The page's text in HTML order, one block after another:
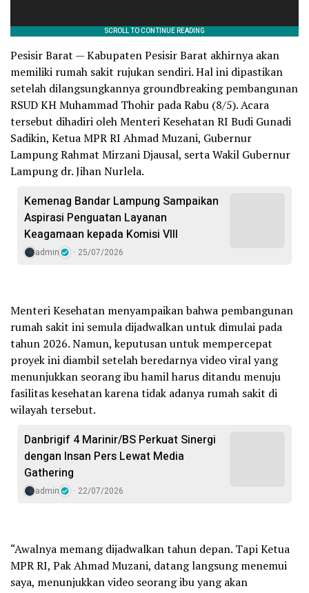
Pesisir Barat — Kabupaten Pesisir Barat akhirnya akan
memiliki rumah sakit rujukan sendiri. Hal ini dipastikan
setelah dilangsungkannya groundbreaking pembangunan
RSUD KH Muhammad Thohir pada Rabu (8/5). Acara
tersebut dihadiri oleh Menteri Kesehatan RI Budi Gunadi
Sadikin, Ketua MPR RI Ahmad Muzani, Gubernur
Lampung Rahmat Mirzani Djausal, serta Wakil Gubernur
Lampung dr. Jihan Nurlela.
Kemenag Bandar Lampung Sampaikan
Aspirasi Penguatan Layanan
Keagamaan kepada Komisi VIII
admin 25/07/2026
Menteri Kesehatan menyampaikan bahwa pembangunan
rumah sakit ini semula dijadwalkan untuk dimulai pada
tahun 2026. Namun, keputusan untuk mempercepat
proyek ini diambil setelah beredarnya video viral yang
menunjukkan seorang ibu hamil harus ditandu menuju
fasilitas kesehatan karena tidak adanya rumah sakit di
wilayah tersebut.
Danbrigif 4 Marinir/BS Perkuat Sinergi
dengan Insan Pers Lewat Media
Gathering
admin 22/07/2026
“Awalnya memang dijadwalkan tahun depan. Tapi Ketua
MPR RI, Pak Ahmad Muzani, datang langsung menemui
saya, menunjukkan video seorang ibu yang akan